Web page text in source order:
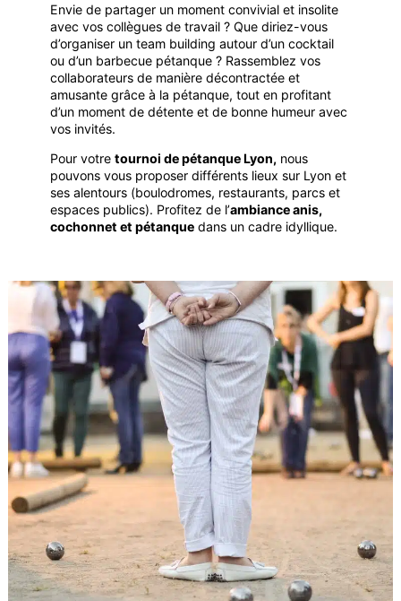
Envie de partager un moment convivial et insolite
avec vos collègues de travail ? Que diriez-vous
d’organiser un team building autour d’un cocktail
ou d’un barbecue pétanque ? Rassemblez vos
collaborateurs de manière décontractée et
amusante grâce à la pétanque, tout en profitant
d’un moment de détente et de bonne humeur avec
vos invités.
Pour votre tournoi de pétanque Lyon, nous
pouvons vous proposer différents lieux sur Lyon et
ses alentours (boulodromes, restaurants, parcs et
espaces publics). Profitez de l’ambiance anis,
cochonnet et pétanque dans un cadre idyllique.